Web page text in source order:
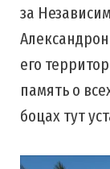
за
его
память о
боцах тут